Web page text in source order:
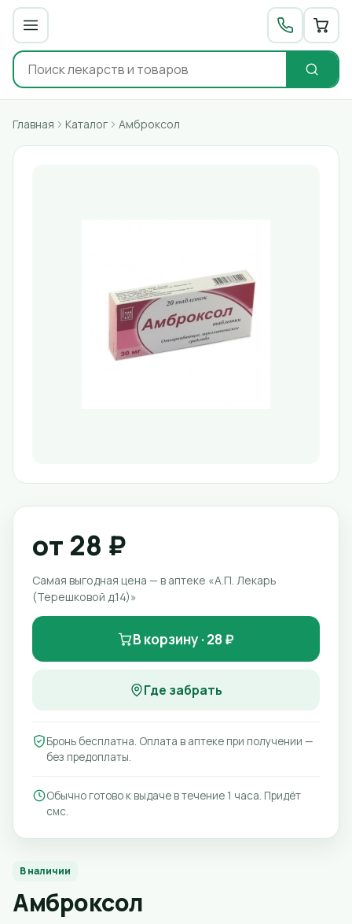
Главная Каталог Амброксол
В наличии
Амброксол
от 28 ₽
Самая выгодная цена — в аптеке «А.П. Лекарь
(Терешковой д.14)»
В корзину · 28 ₽
Где забрать
Бронь бесплатна. Оплата в аптеке при получении —
без предоплаты.
Обычно готово к выдаче в течение 1 часа. Придёт
смс.